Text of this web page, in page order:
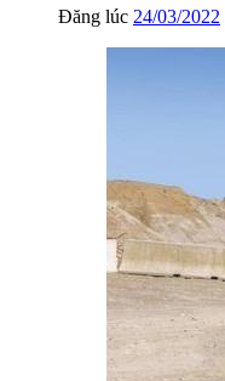
Đăng lúc 24/03/2022